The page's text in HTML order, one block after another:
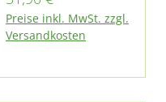
Kugelkopf
Preise inkl. MwSt. zzgl.
Versandkosten